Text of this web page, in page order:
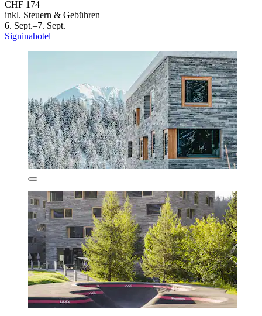
CHF 174
inkl. Steuern & Gebühren
6. Sept.–7. Sept.
Signinahotel